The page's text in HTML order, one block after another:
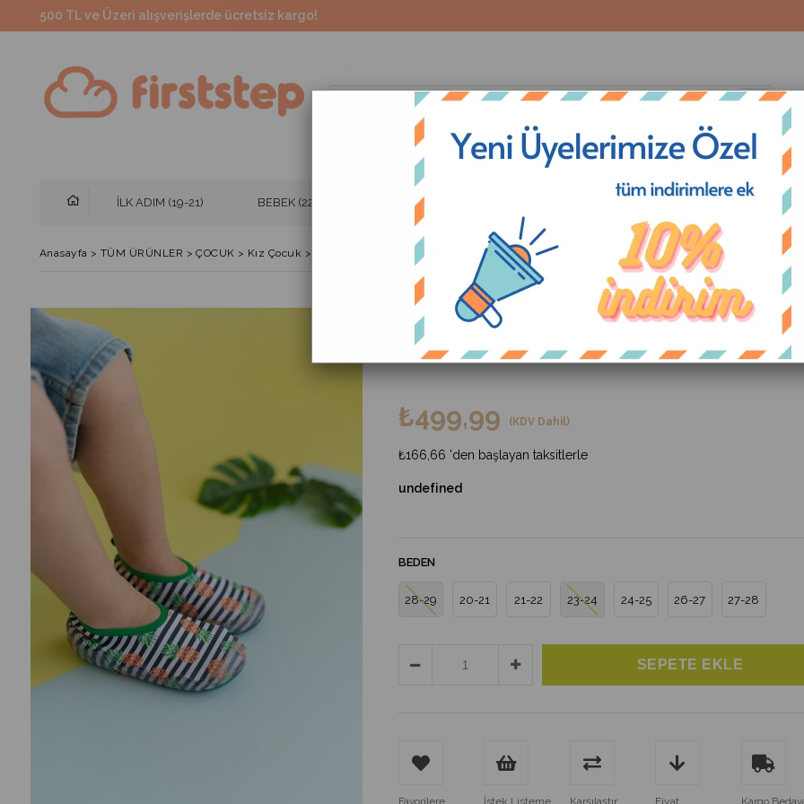
500 TL ve Üzeri alışverişlerde ücretsiz kargo!
İLK ADIM (19-21) BEBEK (22-25) ÇOCUK (25-30)
Anasayfa > TÜM ÜRÜNLER > ÇOCUK > Kız Çocuk > Çizgili Ananas Kız Çocuk Kaydırmaz Tabanlı Deniz Ayakkabısı
Çizgili Ananas Kız Çocuk Kaydırmaz Tabanlı Deniz
(F-7000)
₺499,99 (KDV Dahil)
₺166,66 'den başlayan taksitlerle
undefined
BEDEN
28-29 20-21 21-22 23-24 24-25 26-27 27-28
Favorilere İstek Listeme Karşılaştır Fiyat Kargo